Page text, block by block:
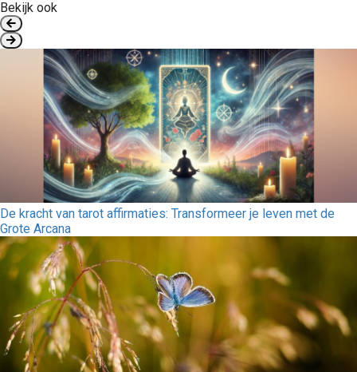
Bekijk ook
De kracht van tarot affirmaties: Transformeer je leven met de
Grote Arcana